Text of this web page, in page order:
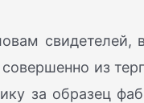
свидетелей,
из
за образец